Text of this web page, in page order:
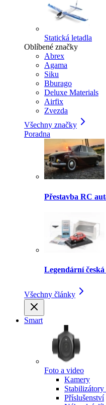
Statická letadla
Oblíbené značky
Abrex
Agama
Siku
Bburago
Deluxe Materials
Airfix
Zvezda
Všechny značky
Poradna
Přestavba RC
Legendární
Všechny články
Smart
Foto a video
Kamery
Stabilizátory
Příslušenství